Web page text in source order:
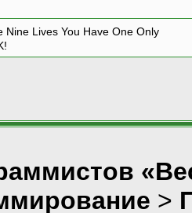
Nine Lives You Have One Only
>